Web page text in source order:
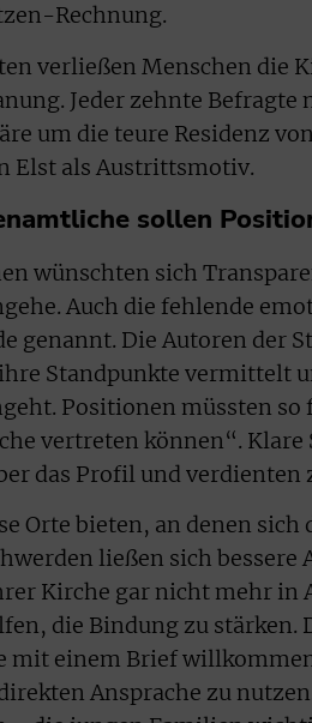
Rechnung.
verließen Menschen die
Jeder zehnte
um die teure Residenz
Elst als Austrittsmotiv.
sollen
wünschten sich
Auch die fehlende
genannt. Die Autoren der
Standpunkte vermittelt
Positionen müssten so
vertreten können“.
das Profil und verdienten
Orte bieten, an denen
ließen sich
Kirche gar nicht mehr in
die Bindung zu stärken.
mit einem Brief
Ansprache zu